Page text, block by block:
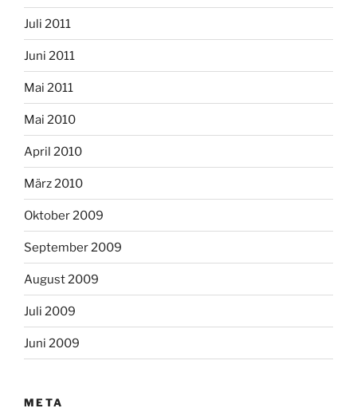
Juli 2011
Juni 2011
Mai 2011
Mai 2010
April 2010
März 2010
Oktober 2009
September 2009
August 2009
Juli 2009
Juni 2009
META